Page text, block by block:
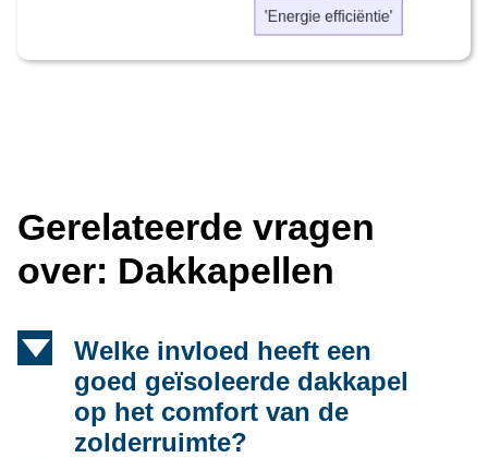
Gerelateerde vragen
over: Dakkapellen
d
Welke invloed heeft een
goed geïsoleerde dakkapel
op het comfort van de
zolderruimte?